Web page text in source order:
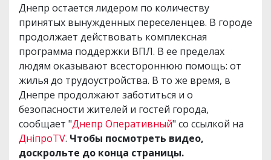
Днепр остается лидером по количеству
принятых вынужденных переселенцев. В городе
продолжает действовать комплексная
программа поддержки ВПЛ. В ее пределах
людям оказывают всестороннюю помощь: от
жилья до трудоустройства. В то же время, в
Днепре продолжают заботиться и о
безопасности жителей и гостей города,
сообщает "Днепр Оперативный" со ссылкой на
ДніпроTV. Чтобы посмотреть видео,
доскрольте до конца страницы.